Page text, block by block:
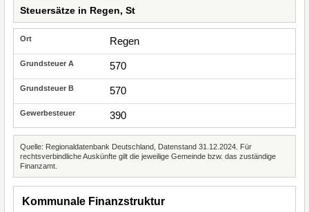
Steuersätze in Regen, St
Regen
570
570
390
Quelle: Regionaldatenbank Deutschland, Datenstand 31.12.2024. Für
rechtsverbindliche Auskünfte gilt die jeweilige Gemeinde bzw. das zuständige
Finanzamt.
Kommunale Finanzstruktur